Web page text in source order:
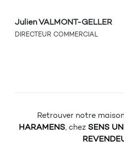
Julien VALMONT-GELLER
DIRECTEUR COMMERCIAL
Retrouver notre
HARAMENS, chez SENS